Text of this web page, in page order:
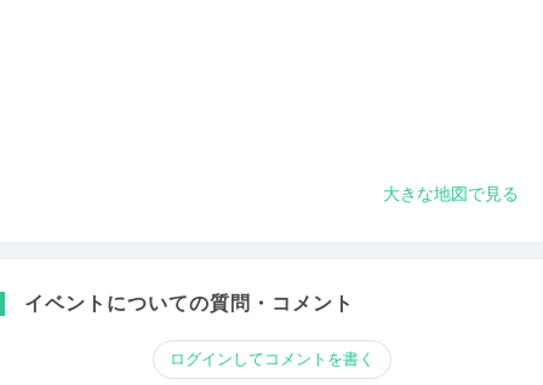
大きな地図で見る
イベントについての質問・コメント
ログインしてコメントを書く